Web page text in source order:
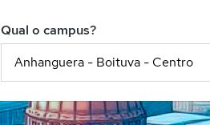
Qual o campus?